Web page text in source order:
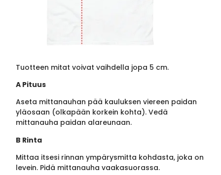
Tuotteen mitat voivat vaihdella jopa 5 cm.
A Pituus
Aseta mittanauhan pää kauluksen viereen paidan
yläosaan (olkapään korkein kohta). Vedä
mittanauha paidan alareunaan.
B Rinta
Mittaa itsesi rinnan ympärysmitta kohdasta, joka on
levein. Pidä mittanauha vaakasuorassa.